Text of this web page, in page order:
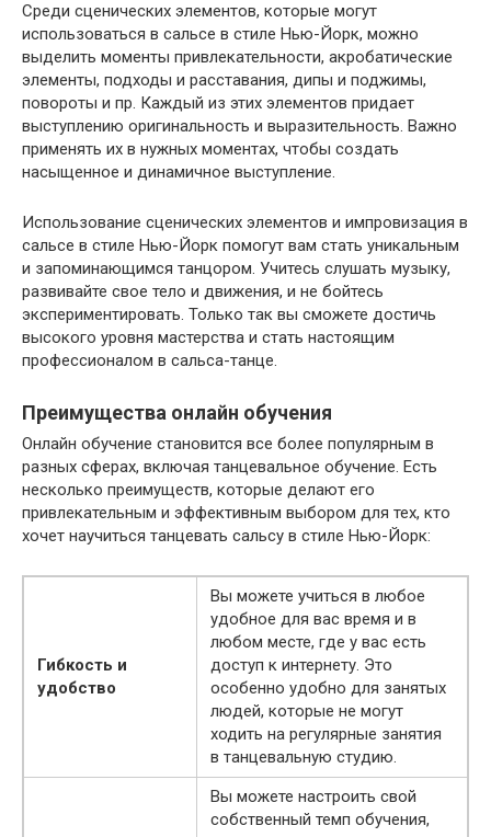
Среди сценических элементов, которые могут
использоваться в сальсе в стиле Нью-Йорк, можно
выделить моменты привлекательности, акробатические
элементы, подходы и расставания, дипы и поджимы,
повороты и пр. Каждый из этих элементов придает
выступлению оригинальность и выразительность. Важно
применять их в нужных моментах, чтобы создать
насыщенное и динамичное выступление.
Использование сценических элементов и импровизация в
сальсе в стиле Нью-Йорк помогут вам стать уникальным
и запоминающимся танцором. Учитесь слушать музыку,
развивайте свое тело и движения, и не бойтесь
экспериментировать. Только так вы сможете достичь
высокого уровня мастерства и стать настоящим
профессионалом в сальса-танце.
Преимущества онлайн обучения
Онлайн обучение становится все более популярным в
разных сферах, включая танцевальное обучение. Есть
несколько преимуществ, которые делают его
привлекательным и эффективным выбором для тех, кто
хочет научиться танцевать сальсу в стиле Нью-Йорк:
Гибкость и
удобство
Вы можете учиться в любое
удобное для вас время и в
любом месте, где у вас есть
доступ к интернету. Это
особенно удобно для занятых
людей, которые не могут
ходить на регулярные занятия
в танцевальную студию.
Вы можете настроить свой
собственный темп обучения,